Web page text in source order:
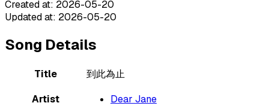
Created at: 2026-05-20
Updated at: 2026-05-20
Song Details
Title
到此為止
Artist
Dear Jane